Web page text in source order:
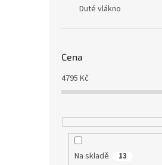
Duté vlákno
Cena
4795 Kč
Na skladě 13